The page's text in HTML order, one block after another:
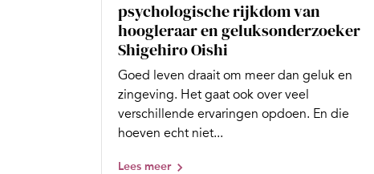
psychologische rijkdom van
hoogleraar en geluksonderzoeker
Shigehiro Oishi
Goed leven draait om meer dan geluk en
zingeving. Het gaat ook over veel
verschillende ervaringen opdoen. En die
hoeven echt niet...
Lees meer